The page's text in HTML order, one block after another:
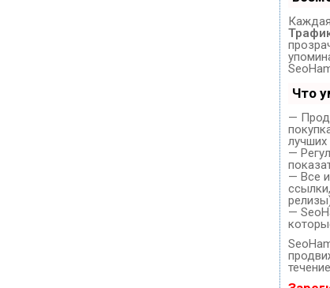
Что
—
—
— Все
—